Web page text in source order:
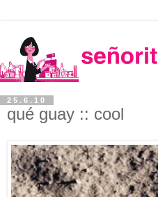
25.6.10
qué guay :: cool